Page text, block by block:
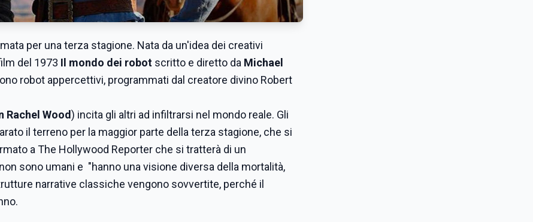
per una terza stagione. Nata da un'idea dei creativi
del 1973 Il mondo dei robot scritto e diretto da Michael
robot appercettivi, programmati dal creatore divino Robert
Rachel Wood) incita gli altri ad infiltrarsi nel mondo reale. Gli
il terreno per la maggior parte della terza stagione, che si
a The Hollywood Reporter che si tratterà di un
sono umani e "hanno una visione diversa della mortalità,
narrative classiche vengono sovvertite, perché il